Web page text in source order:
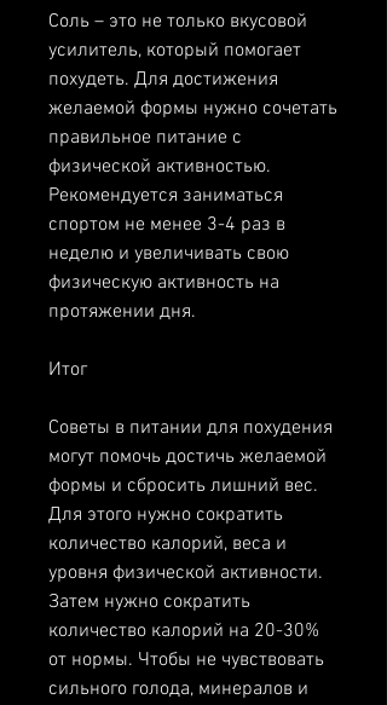
Соль – это не только вкусовой
усилитель, который помогает
похудеть. Для достижения
желаемой формы нужно сочетать
правильное питание с
физической активностью.
Рекомендуется заниматься
спортом не менее 3-4 раз в
неделю и увеличивать свою
физическую активность на
протяжении дня.
Итог
Советы в питании для похудения
могут помочь достичь желаемой
формы и сбросить лишний вес.
Для этого нужно сократить
количество калорий, веса и
уровня физической активности.
Затем нужно сократить
количество калорий на 20-30%
от нормы. Чтобы не чувствовать
сильного голода, минералов и